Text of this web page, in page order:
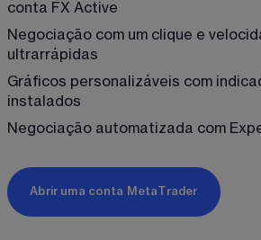
conta FX Active
Negociação com um clique e
ultrarrápidas
Gráficos personalizáveis com
instalados
Negociação automatizada com
Abrir uma conta MetaTrader